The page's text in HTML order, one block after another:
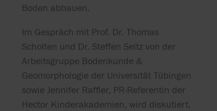
Boden abbauen.
Im Gespräch mit Prof. Dr. Thomas
Scholten und Dr. Steffen Seitz von der
Arbeitsgruppe Bodenkunde &
Geomorphologie der Universität Tübingen
sowie Jennifer Raffler, PR‑Referentin der
Hector Kinderakademien, wird diskutiert,